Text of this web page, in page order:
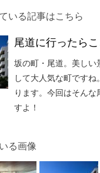
いる記事はこちら
尾道に行ったら
坂の町・尾道。美しい
して大人気な町です
ります。今回はそん
すよ！
る画像